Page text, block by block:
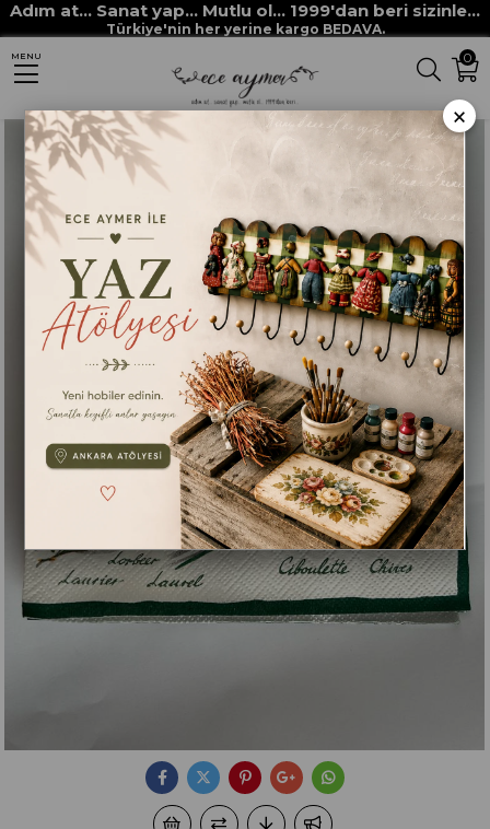
Adım at... Sanat yap... Mutlu ol... 1999'dan beri sizinle...
Türkiye'nin her yerine kargo BEDAVA.
0
MENU
Anasayfa DEKUPAJ KAĞITLARI DEKORATİF SERVİS PEÇETELERİ
PEÇETE 030
×